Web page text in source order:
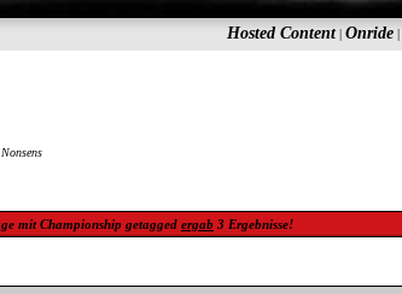
Hosted Content| Onride|
mitChampionshipgetagged ergab 3Ergebnisse!